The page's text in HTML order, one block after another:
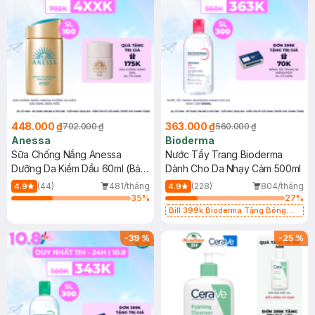
448.000 ₫702.000 ₫
Anessa
Sữa Chống Nắng Anessa
Dưỡng Da Kiềm Dầu 60ml (Bản
Mới)
4.9 (44)
481/tháng
35%
363.000 ₫560.000 ₫
Bioderma
Nước Tẩy Trang Bioderma
Dành Cho Da Nhạy Cảm 500ml
4.9 (228)
804/tháng
27%
Bill 399k Bioderma Tặng Bông
-39% -25 %